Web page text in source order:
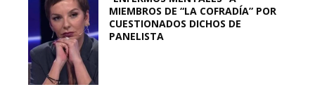
MIEMBROS DE “LA COFRADÍA” POR
CUESTIONADOS DICHOS DE
PANELISTA